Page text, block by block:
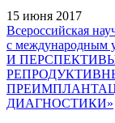
15 июня 2017
Всероссийская
с
И
ДИАГНОСТИКИ»